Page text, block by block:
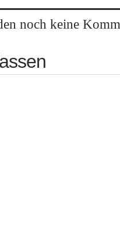
noch keine